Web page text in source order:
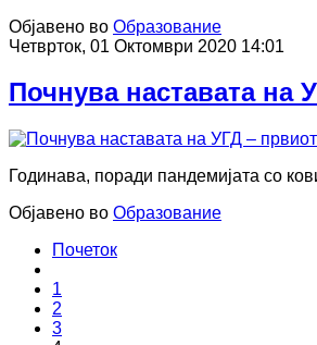
Објавено во Образование
Четврток, 01 Октомври 2020 14:01
Почнува наставата на
Годинава, поради пандемијата со
Објавено во Образование
Почеток
1
2
3